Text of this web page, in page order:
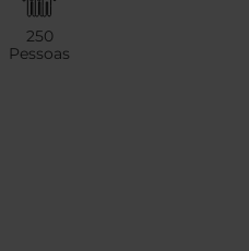
250
Pessoas